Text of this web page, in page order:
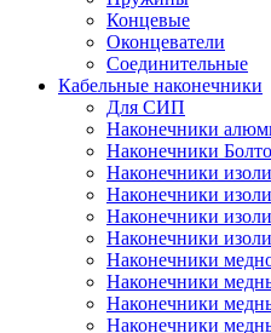
Концевые
Оконцеватели
Соединительные
Кабельные наконечники
Для СИП
Наконечники
Наконечники
Наконечники
Наконечники
Наконечники
Наконечники
Наконечники
Наконечники
Наконечники
Наконечники